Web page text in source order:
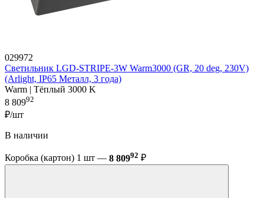
029972
Светильник LGD-STRIPE-3W Warm3000 (GR, 20 deg, 230V)
(Arlight, IP65 Металл, 3 года)
Warm | Тёплый 3000 K
8 80992
₽/шт
В наличии
Коробка (картон) 1 шт — 8 80992 ₽